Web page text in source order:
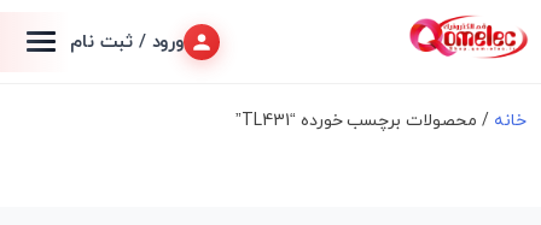
ورود / ثبت نام
خانه / محصولات برچسب خورده “TL431”